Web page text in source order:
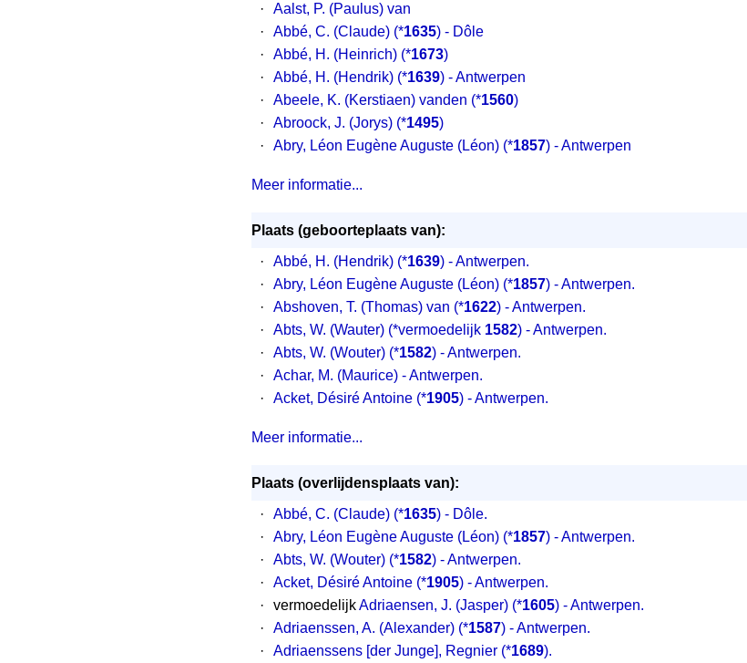
·
Aalst, P. (Paulus) van
·
Abbé, C. (Claude) (*1635) - Dôle
·
Abbé, H. (Heinrich) (*1673)
·
Abbé, H. (Hendrik) (*1639) - Antwerpen
·
Abeele, K. (Kerstiaen) vanden (*1560)
·
Abroock, J. (Jorys) (*1495)
·
Abry, Léon Eugène Auguste (Léon) (*1857) - Antwerpen
Meer informatie...
Plaats (geboorteplaats van):
·
Abbé, H. (Hendrik) (*1639) - Antwerpen.
·
Abry, Léon Eugène Auguste (Léon) (*1857) - Antwerpen.
·
Abshoven, T. (Thomas) van (*1622) - Antwerpen.
·
Abts, W. (Wauter) (*vermoedelijk 1582) - Antwerpen.
·
Abts, W. (Wouter) (*1582) - Antwerpen.
·
Achar, M. (Maurice) - Antwerpen.
·
Acket, Désiré Antoine (*1905) - Antwerpen.
Meer informatie...
Plaats (overlijdensplaats van):
·
Abbé, C. (Claude) (*1635) - Dôle.
·
Abry, Léon Eugène Auguste (Léon) (*1857) - Antwerpen.
·
Abts, W. (Wouter) (*1582) - Antwerpen.
·
Acket, Désiré Antoine (*1905) - Antwerpen.
·
vermoedelijkAdriaensen, J. (Jasper) (*1605) - Antwerpen.
·
Adriaenssen, A. (Alexander) (*1587) - Antwerpen.
·
Adriaenssens [der Junge], Regnier (*1689).